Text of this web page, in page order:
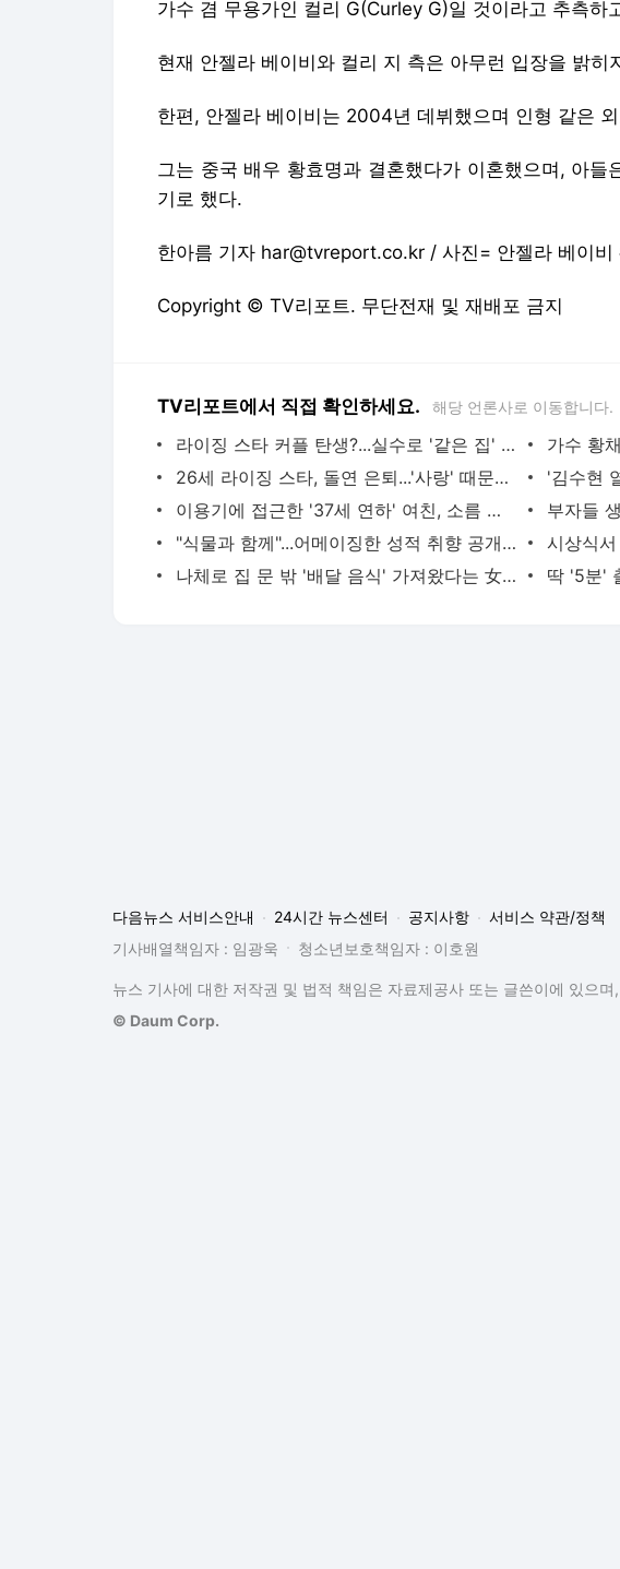
가수 겸 무용가인 컬리 G(Curley G)일 것이라고 추측하
현재 안젤라 베이비와 컬리 지 측은 아무런 입장을 밝히
한편, 안젤라 베이비는 2004년 데뷔했으며 인형 같은
그는 중국 배우 황효명과 결혼했다가 이혼했으며, 아들
기로 했다.
한아름 기자 har@tvreport.co.kr / 사진= 안젤라 베이비
Copyright © TV리포트. 무단전재 및 재배포 금지
TV리포트에서 직접 확인하세요. 해당 언론사로 이동합니다.
라이징 스타 커플 탄생?...실수로 '같은 집' 인증 (+사진)
26세 라이징 스타, 돌연 은퇴...'사랑' 때문이었습니다
이용기에 접근한 '37세 연하' 여친, 소름 과거 밝혀졌다...팬들 걱정 ↑
"식물과 함께"...어메이징한 성적 취향 공개한 유명 男가수
나체로 집 문 밖 '배달 음식' 가져왔다는 女스타..."빠르게 움직이면 돼"
다음뉴스 서비스안내 24시간 뉴스센터 공지사항
서비스 약관/정책
기사배열책임자 : 임광욱
청소년보호책임자 : 이호원
뉴스 기사에 대한 저작권 및 법적 책임은 자료제공사 또는 글쓴이에 있으
© Daum Corp.